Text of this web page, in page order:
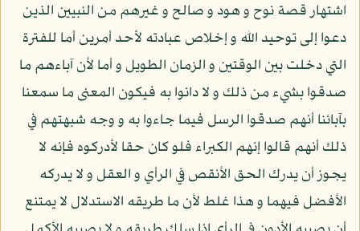
اشتهار قصة نوح و هود و صالح و غيرهم من النبيين الذين
دعوا إلى توحيد الله و إخلاص عبادته لأحد أمرين أما للفترة
التي دخلت بين الوقتين و الزمان الطويل و أما لأن آباءهم ما
صدقوا بشيء من ذلك و لا دانوا به فيكون المعنى ما سمعنا
بآبائنا أنهم صدقوا الرسل فيما جاءوا به و وجه شبهتهم في
ذلك أنهم قالوا إنهم الكبراء فلو كان حقا لأدركوه فإنه لا
يجوز أن يدرك الحق الأنقص في الرأي و العقل و لا يدركه
الأفضل فيهما و هذا غلط لأن ما طريقه الاستدلال لا يمتنع